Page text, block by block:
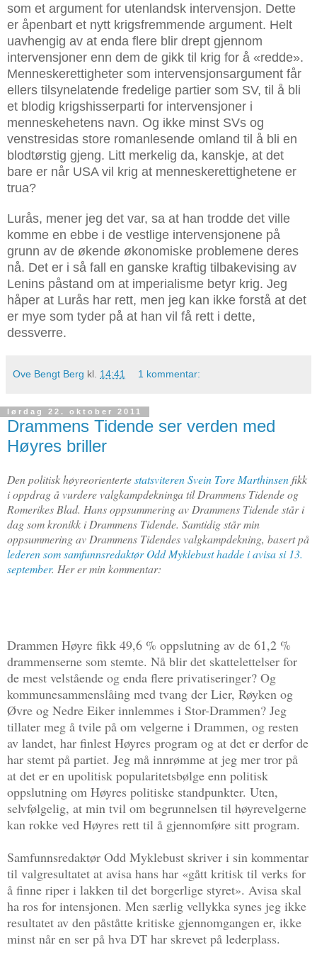
som et argument for utenlandsk intervensjon. Dette
er åpenbart et nytt krigsfremmende argument. Helt
uavhengig av at enda flere blir drept gjennom
intervensjoner enn dem de gikk til krig for å «redde».
Menneskerettigheter som intervensjonsargument får
ellers tilsynelatende fredelige partier som SV, til å bli
et blodig krigshisserparti for intervensjoner i
menneskehetens navn. Og ikke minst SVs og
venstresidas store romanlesende omland til å bli en
blodtørstig gjeng. Litt merkelig da, kanskje, at det
bare er når USA vil krig at menneskerettighetene er
trua?
Lurås, mener jeg det var, sa at han trodde det ville
komme en ebbe i de vestlige intervensjonene på
grunn av de økende økonomiske problemene deres
nå. Det er i så fall en ganske kraftig tilbakevising av
Lenins påstand om at imperialisme betyr krig. Jeg
håper at Lurås har rett, men jeg kan ikke forstå at det
er mye som tyder på at han vil få rett i dette,
dessverre.
Ove Bengt Berg kl. 14:41 1 kommentar:
lørdag 22. oktober 2011
Drammens Tidende ser verden med
Høyres briller
Den politisk høyreorientertestatsviteren Svein Tore Marthinsenfikk
i oppdrag å vurdere valgkampdekninga til Drammens Tidende og
Romerikes Blad. Hans oppsummering av Drammens Tidende står i
dag som kronikk i Drammens Tidende. Samtidig står min
oppsummering av Drammens Tidendes valgkampdekning, basert på
lederen som samfunnsredaktør Odd Myklebust hadde i avisa si 13.
september. Her er min kommentar:
Drammen Høyre fikk 49,6 % oppslutning av de 61,2 %
drammenserne som stemte. Nå blir det skattelettelser for
de mest velstående og enda flere privatiseringer? Og
kommunesammenslåing med tvang der Lier, Røyken og
Øvre og Nedre Eiker innlemmes i Stor-Drammen? Jeg
tillater meg å tvile på om velgerne i Drammen, og resten
av landet, har finlest Høyres program og at det er derfor de
har stemt på partiet. Jeg må innrømme at jeg mer tror på
at det er en upolitisk popularitetsbølge enn politisk
oppslutning om Høyres politiske standpunkter. Uten,
selvfølgelig, at min tvil om begrunnelsen til høyrevelgerne
kan rokke ved Høyres rett til å gjennomføre sitt program.
Samfunnsredaktør Odd Myklebust skriver i sin kommentar
til valgresultatet at avisa hans har «gått kritisk til verks for
å finne riper i lakken til det borgerlige styret». Avisa skal
ha ros for intensjonen. Men særlig vellykka synes jeg ikke
resultatet av den påståtte kritiske gjennomgangen er, ikke
minst når en ser på hva DT har skrevet på lederplass.